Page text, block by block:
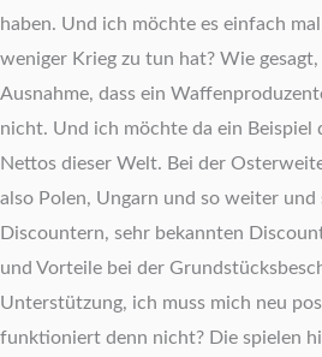
haben. Und ich möchte es einfach
weniger Krieg zu tun hat? Wie
Ausnahme, dass ein
nicht. Und ich möchte da ein Beispiel
Nettos dieser Welt. Bei der
also Polen, Ungarn und so weiter
Discountern, sehr bekannten
und Vorteile bei der
Unterstützung, ich muss mich neu
funktioniert denn nicht? Die spielen